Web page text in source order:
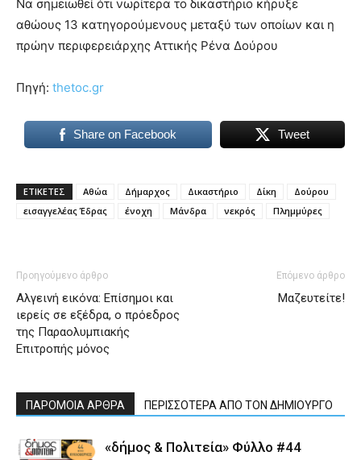
Να σημειωθεί ότι νωρίτερα το δικαστήριο κήρυξε
αθώους 13 κατηγορούμενους μεταξύ των οποίων και η
πρώην περιφερειάρχης Αττικής Ρένα Δούρου
Πηγή: thetoc.gr
Share on Facebook Tweet
ΕΤΙΚΕΤΕΣ Αθώα Δήμαρχος Δικαστήριο Δίκη
Δούρου
εισαγγελέας Έδρας
ένοχη Μάνδρα νεκρός Πλημμύρες
Προηγούμενο άρθρο
Αλγεινή εικόνα: Επίσημοι και
ιερείς σε εξέδρα, ο πρόεδρος
της Παραολυμπιακής
Επιτροπής μόνος
Επόμενο άρθρο
Μαζευτείτε!
ΠΑΡΟΜΟΙΑ ΑΡΘΡΑ ΠΕΡΙΣΣΟΤΕΡΑ ΑΠΟ ΤΟΝ ΔΗΜΙΟΥΡΓΟ
«δήμος & Πολιτεία» Φύλλο #44